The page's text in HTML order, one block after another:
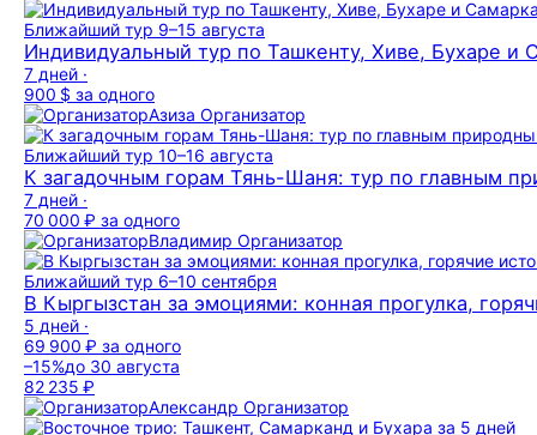
Ближайший тур 9–15 августа
Индивидуальный тур по Ташкенту, Хиве, Бухаре и
7 дней ·
900 $ за одного
Азиза Организатор
Ближайший тур 10–16 августа
К загадочным горам Тянь-Шаня: тур по главным
7 дней ·
70 000 ₽ за одного
Владимир Организатор
Ближайший тур 6–10 сентября
В Кыргызстан за эмоциями: конная прогулка,
5 дней ·
69 900 ₽ за одного
–15%до 30 августа
82 235 ₽
Александр Организатор